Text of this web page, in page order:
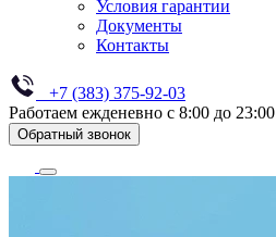
Условия гарантии
Документы
Контакты
+7 (383) 375-92-03
Работаем ежденевно с 8:00 до 23:00
Обратный звонок